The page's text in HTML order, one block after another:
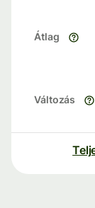
Átlag
Változás